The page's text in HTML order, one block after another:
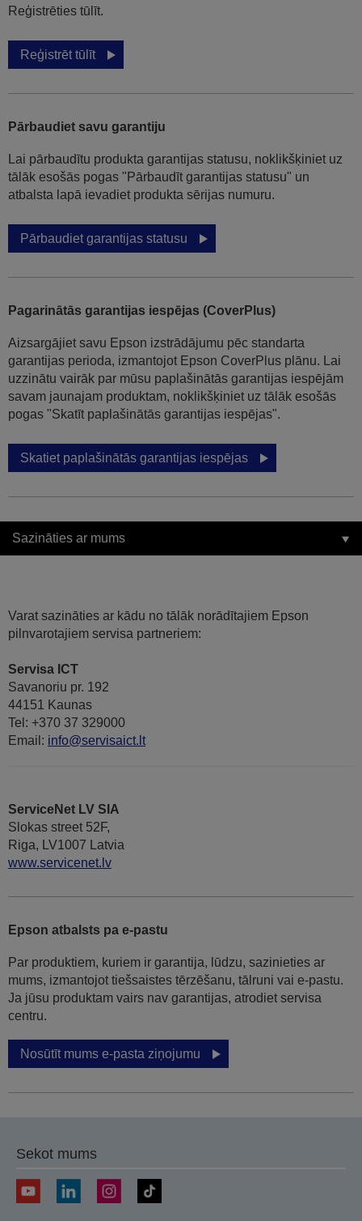
Reģistrēties tūlīt.
Reģistrēt tūlīt
Pārbaudiet savu garantiju
Lai pārbaudītu produkta garantijas statusu, noklikšķiniet uz
tālāk esošās pogas "Pārbaudīt garantijas statusu" un
atbalsta lapā ievadiet produkta sērijas numuru.
Pārbaudiet garantijas statusu
Pagarinātās garantijas iespējas (CoverPlus)
Aizsargājiet savu Epson izstrādājumu pēc standarta
garantijas perioda, izmantojot Epson CoverPlus plānu. Lai
uzzinātu vairāk par mūsu paplašinātās garantijas iespējām
savam jaunajam produktam, noklikšķiniet uz tālāk esošās
pogas "Skatīt paplašinātās garantijas iespējas".
Skatiet paplašinātās garantijas iespējas
Sazināties ar mums
Varat sazināties ar kādu no tālāk norādītajiem Epson
pilnvarotajiem servisa partneriem:
Servisa ICT
Savanoriu pr. 192
44151 Kaunas
Tel: +370 37 329000
Email: info@servisaict.lt
ServiceNet LV SIA
Slokas street 52F,
Riga, LV1007 Latvia
www.servicenet.lv
Epson atbalsts pa e-pastu
Par produktiem, kuriem ir garantija, lūdzu, sazinieties ar
mums, izmantojot tiešsaistes tērzēšanu, tālruni vai e-pastu.
Ja jūsu produktam vairs nav garantijas, atrodiet servisa
centru.
Nosūtīt mums e-pasta ziņojumu
Sekot mums